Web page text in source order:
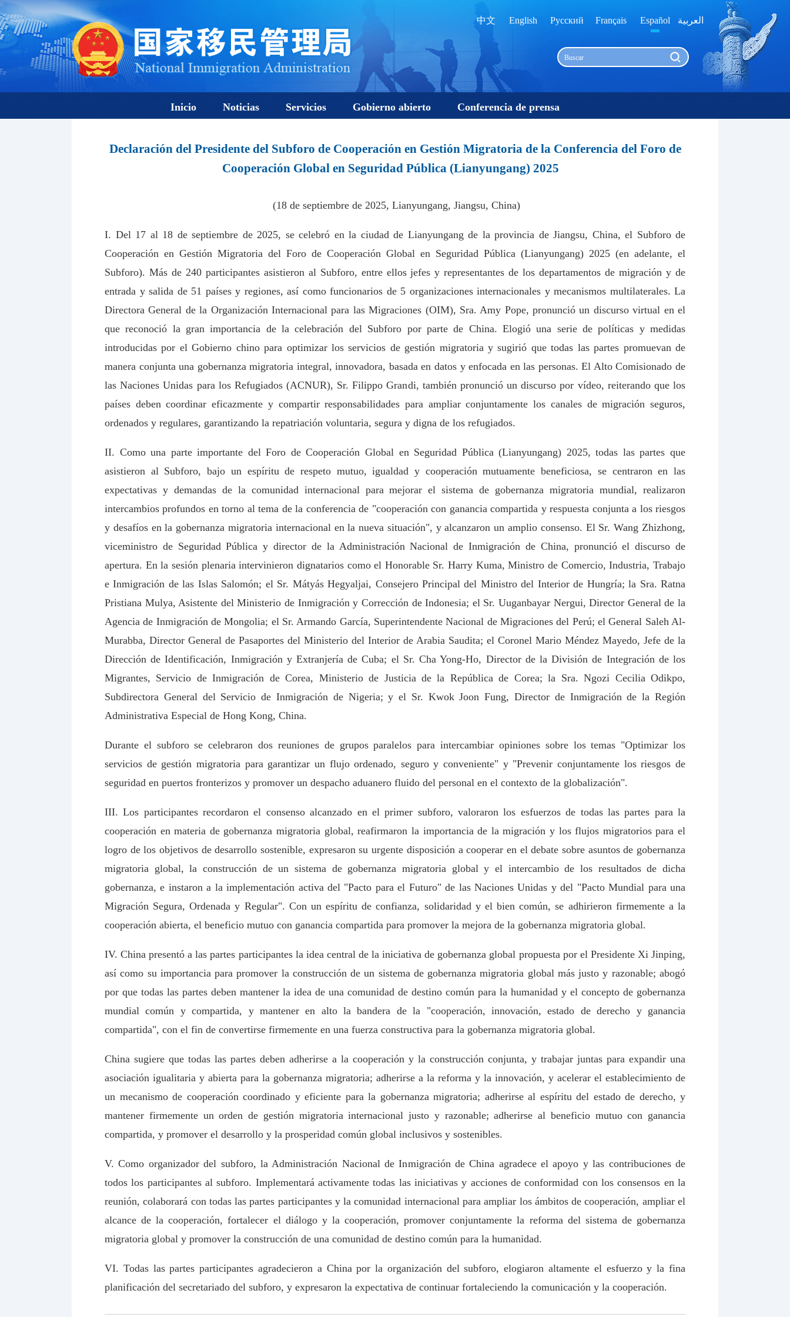
中文 English Русский Français Español العربية
Inicio Noticias Servicios Gobierno abierto Conferencia de prensa
Declaración del Presidente del Subforo de Cooperación en Gestión Migratoria de la Conferencia del Foro de
Cooperación Global en Seguridad Pública (Lianyungang) 2025
(18 de septiembre de 2025, Lianyungang, Jiangsu, China)
I. Del 17 al 18 de septiembre de 2025, se celebró en la ciudad de Lianyungang de la provincia de Jiangsu, China, el Subforo de
Cooperación en Gestión Migratoria del Foro de Cooperación Global en Seguridad Pública (Lianyungang) 2025 (en adelante, el
Subforo). Más de 240 participantes asistieron al Subforo, entre ellos jefes y representantes de los departamentos de migración y de
entrada y salida de 51 países y regiones, así como funcionarios de 5 organizaciones internacionales y mecanismos multilaterales. La
Directora General de la Organización Internacional para las Migraciones (OIM), Sra. Amy Pope, pronunció un discurso virtual en el
que reconoció la gran importancia de la celebración del Subforo por parte de China. Elogió una serie de políticas y medidas
introducidas por el Gobierno chino para optimizar los servicios de gestión migratoria y sugirió que todas las partes promuevan de
manera conjunta una gobernanza migratoria integral, innovadora, basada en datos y enfocada en las personas. El Alto Comisionado de
las Naciones Unidas para los Refugiados (ACNUR), Sr. Filippo Grandi, también pronunció un discurso por vídeo, reiterando que los
países deben coordinar eficazmente y compartir responsabilidades para ampliar conjuntamente los canales de migración seguros,
ordenados y regulares, garantizando la repatriación voluntaria, segura y digna de los refugiados.
II. Como una parte importante del Foro de Cooperación Global en Seguridad Pública (Lianyungang) 2025, todas las partes que
asistieron al Subforo, bajo un espíritu de respeto mutuo, igualdad y cooperación mutuamente beneficiosa, se centraron en las
expectativas y demandas de la comunidad internacional para mejorar el sistema de gobernanza migratoria mundial, realizaron
intercambios profundos en torno al tema de la conferencia de "cooperación con ganancia compartida y respuesta conjunta a los riesgos
y desafíos en la gobernanza migratoria internacional en la nueva situación", y alcanzaron un amplio consenso. El Sr. Wang Zhizhong,
viceministro de Seguridad Pública y director de la Administración Nacional de Inmigración de China, pronunció el discurso de
apertura. En la sesión plenaria intervinieron dignatarios como el Honorable Sr. Harry Kuma, Ministro de Comercio, Industria, Trabajo
e Inmigración de las Islas Salomón; el Sr. Mátyás Hegyaljai, Consejero Principal del Ministro del Interior de Hungría; la Sra. Ratna
Pristiana Mulya, Asistente del Ministerio de Inmigración y Corrección de Indonesia; el Sr. Uuganbayar Nergui, Director General de la
Agencia de Inmigración de Mongolia; el Sr. Armando García, Superintendente Nacional de Migraciones del Perú; el General Saleh Al-
Murabba, Director General de Pasaportes del Ministerio del Interior de Arabia Saudita; el Coronel Mario Méndez Mayedo, Jefe de la
Dirección de Identificación, Inmigración y Extranjería de Cuba; el Sr. Cha Yong-Ho, Director de la División de Integración de los
Migrantes, Servicio de Inmigración de Corea, Ministerio de Justicia de la República de Corea; la Sra. Ngozi Cecilia Odikpo,
Subdirectora General del Servicio de Inmigración de Nigeria; y el Sr. Kwok Joon Fung, Director de Inmigración de la Región
Administrativa Especial de Hong Kong, China.
Durante el subforo se celebraron dos reuniones de grupos paralelos para intercambiar opiniones sobre los temas "Optimizar los
servicios de gestión migratoria para garantizar un flujo ordenado, seguro y conveniente" y "Prevenir conjuntamente los riesgos de
seguridad en puertos fronterizos y promover un despacho aduanero fluido del personal en el contexto de la globalización".
III. Los participantes recordaron el consenso alcanzado en el primer subforo, valoraron los esfuerzos de todas las partes para la
cooperación en materia de gobernanza migratoria global, reafirmaron la importancia de la migración y los flujos migratorios para el
logro de los objetivos de desarrollo sostenible, expresaron su urgente disposición a cooperar en el debate sobre asuntos de gobernanza
migratoria global, la construcción de un sistema de gobernanza migratoria global y el intercambio de los resultados de dicha
gobernanza, e instaron a la implementación activa del "Pacto para el Futuro" de las Naciones Unidas y del "Pacto Mundial para una
Migración Segura, Ordenada y Regular". Con un espíritu de confianza, solidaridad y el bien común, se adhirieron firmemente a la
cooperación abierta, el beneficio mutuo con ganancia compartida para promover la mejora de la gobernanza migratoria global.
IV. China presentó a las partes participantes la idea central de la iniciativa de gobernanza global propuesta por el Presidente Xi Jinping,
así como su importancia para promover la construcción de un sistema de gobernanza migratoria global más justo y razonable; abogó
por que todas las partes deben mantener la idea de una comunidad de destino común para la humanidad y el concepto de gobernanza
mundial común y compartida, y mantener en alto la bandera de la "cooperación, innovación, estado de derecho y ganancia
compartida", con el fin de convertirse firmemente en una fuerza constructiva para la gobernanza migratoria global.
China sugiere que todas las partes deben adherirse a la cooperación y la construcción conjunta, y trabajar juntas para expandir una
asociación igualitaria y abierta para la gobernanza migratoria; adherirse a la reforma y la innovación, y acelerar el establecimiento de
un mecanismo de cooperación coordinado y eficiente para la gobernanza migratoria; adherirse al espíritu del estado de derecho, y
mantener firmemente un orden de gestión migratoria internacional justo y razonable; adherirse al beneficio mutuo con ganancia
compartida, y promover el desarrollo y la prosperidad común global inclusivos y sostenibles.
V. Como organizador del subforo, la Administración Nacional de Inmigración de China agradece el apoyo y las contribuciones de
todos los participantes al subforo. Implementará activamente todas las iniciativas y acciones de conformidad con los consensos en la
reunión, colaborará con todas las partes participantes y la comunidad internacional para ampliar los ámbitos de cooperación, ampliar el
alcance de la cooperación, fortalecer el diálogo y la cooperación, promover conjuntamente la reforma del sistema de gobernanza
migratoria global y promover la construcción de una comunidad de destino común para la humanidad.
VI. Todas las partes participantes agradecieron a China por la organización del subforo, elogiaron altamente el esfuerzo y la fina
planificación del secretariado del subforo, y expresaron la expectativa de continuar fortaleciendo la comunicación y la cooperación.